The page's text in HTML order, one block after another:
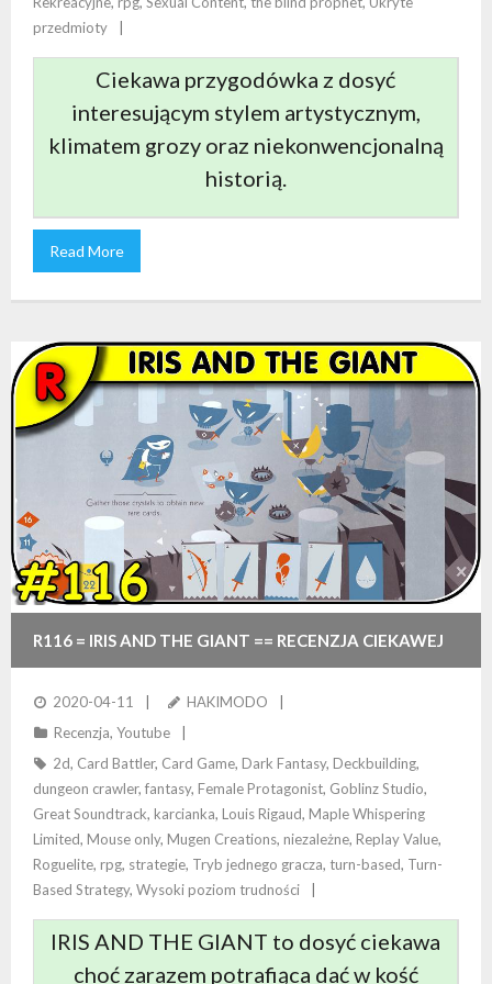
przedmioty
Ciekawa przygodówka z dosyć
interesującym stylem artystycznym,
klimatem grozy oraz niekonwencjonalną
historią.
Read More
R116 = IRIS AND THE GIANT == RECENZJA CIEKAWEJ
KARCIANKI
2020-04-11
HAKIMODO
Recenzja, Youtube
2d, Card Battler, Card Game, Dark Fantasy, Deckbuilding,
dungeon crawler, fantasy, Female Protagonist, Goblinz Studio,
Great Soundtrack, karcianka, Louis Rigaud, Maple Whispering
Limited, Mouse only, Mugen Creations, niezależne, Replay Value,
Roguelite, rpg, strategie, Tryb jednego gracza, turn-based, Turn-
Based Strategy, Wysoki poziom trudności
IRIS AND THE GIANT to dosyć ciekawa
choć zarazem potrafiąca dać w kość